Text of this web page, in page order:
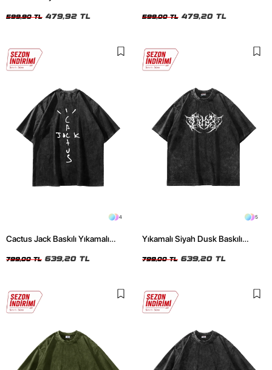
599,90 TL 479,92 TL 599,00 TL 479,20 TL
4
Cactus Jack Baskılı Yıkamalı
799,00 TL 639,20 TL
5
Yıkamalı Siyah Dusk Baskılı
799,00 TL 639,20 TL